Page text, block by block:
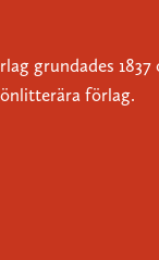
grundades 1837
förlag.